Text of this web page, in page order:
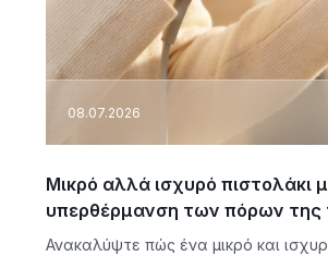
08.07.2026
Μικρό αλλά ισχυρό
υπερθέρμανση των πόρων της
Ανακαλύψτε πώς ένα μικρό και